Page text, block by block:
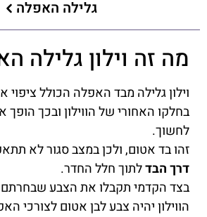
גלילה האפלה
מה זה וילון גלילה
וילון גלילה מבד האפלה הכולל
בחלקו האחורי של הווילון ובכך
לחשוך.
זהו בד אטום, ולכן במצב סגור לא
דרך הבדלתוך חלל החדר.
בצד הקדמי תקבלו את הצבע שבחרתם
הווילון יהיה צבע לבן אטום לצורכי